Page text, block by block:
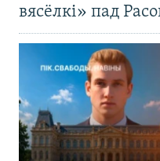
вясёлкі» пад